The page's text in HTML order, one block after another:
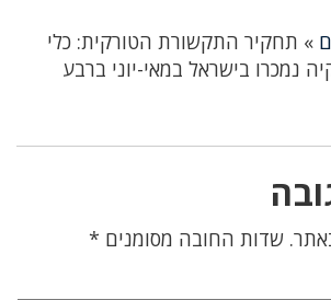
» תחקיר התקשורת הטורקית: כלי
נמכרו בישראל במאי-יוני ברבע
שדות החובה מסומנים *